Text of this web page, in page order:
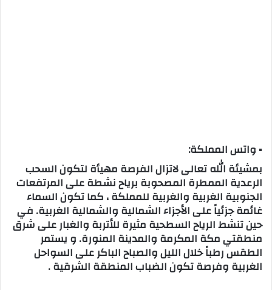
▪ واتس المملكة:
بمشيئة الله تعالى لاتزال الفرصة مهيأة لتكون السحب
الرعدية الممطرة المصحوبة برياح نشطة على المرتفعات
الجنوبية الغربية والغربية للمملكة ، كما تكون السماء
غائمة جزئياً على الأجزاء الشمالية والشمالية الغربية. في
حين تنشط الرياح السطحية مثيرة للأتربة والغبار على شرق
منطقتي مكة المكرمة والمدينة المنورة. و يستمر
الطقس رطباً خلال الليل والصباح الباكر على السواحل
الغربية وفرصة تكون الضباب المنطقة الشرقية .